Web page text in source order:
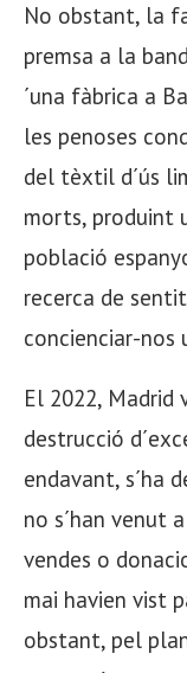
No obstant, la
premsa a la
´una fàbrica a
les penoses
del tèxtil d´ús
morts, produint
població
recerca de
concienciar-nos
El 2022,
destrucció
endavant, s´ha
no s´han venut
vendes o
mai havien vist
obstant, pel